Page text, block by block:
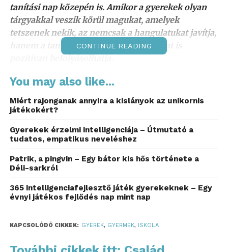
tanítási nap közepén is. Amikor a gyerekek olyan
tárgyakkal veszik körül magukat, amelyek
tetszenek nekik, az nemcsak a hangulatukat javítja,
hanem a tanuláshoz való hozzáállásukat is
pozitívan befolyásolhatja.
Egyedi tollak és tolltartók,
amelyekkel élmény az írás
Az írás a tanulás egyik legfontosabb része, ezért
egyáltalán nem mindegy, milyen eszközöket
használunk hozzá. A gyerekek számára különösen
motiváló lehet egy olyan toll vagy ceruza, amely
nemcsak praktikus, hanem látványos is. Ma már
számtalan kreatív írószer létezik: színes tintájú
tollak, radírozható tollak, vidám figurákkal díszített
hozzáadhat a mindennapokhoz. A gyerekek gyakran
CONTINUE READING
You may also like...
Miért rajonganak annyira a kislányok az unikornis
játékokért?
Gyerekek érzelmi intelligenciája – Útmutató a
tudatos, empatikus neveléshez
Patrik, a pingvin – Egy bátor kis hős története a
Déli-sarkról
365 intelligenciafejlesztő játék gyerekeknek – Egy
évnyi játékos fejlődés nap mint nap
KAPCSOLÓDÓ CIKKEK: GYEREK, GYERMEK, ISKOLA